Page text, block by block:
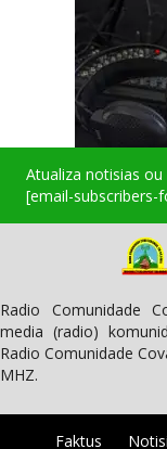
Atualiza notisias
[email-subscribers-
Radio Comunidade
media (radio)
Radio Comunidade
MHZ.
Faktus